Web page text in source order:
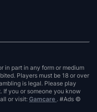
in part in any form or medium
Players must be 18 or over
is legal. Please play
If you or someone you know
or visit:Gamcare . #Ads ©